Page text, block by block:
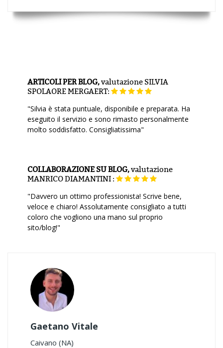
ARTICOLI PER BLOG,valutazioneSILVIA
SPOLAORE MERGAERT:
"Silvia è stata puntuale, disponibile e preparata. Ha
eseguito il servizio e sono rimasto personalmente
molto soddisfatto. Consigliatissima"
COLLABORAZIONE SU BLOG,valutazione
MANRICO DIAMANTINI :
"Davvero un ottimo professionista! Scrive bene,
veloce e chiaro! Assolutamente consigliato a tutti
coloro che vogliono una mano sul proprio
sito/blog!"
Gaetano Vitale
Caivano (NA)